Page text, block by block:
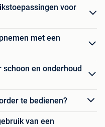
voor
met een
en onderhoud
te bedienen?
van een